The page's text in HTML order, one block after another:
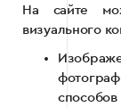
На сайте
визуального